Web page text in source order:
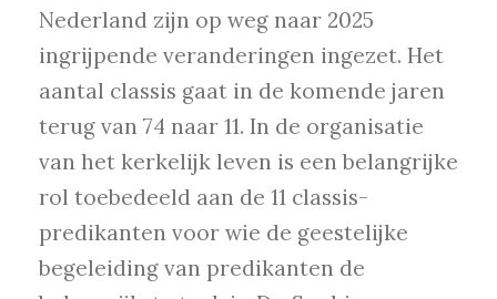
Nederland zijn op weg naar 2025
ingrijpende veranderingen ingezet. Het
aantal classis gaat in de komende jaren
terug van 74 naar 11. In de organisatie
van het kerkelijk leven is een belangrijke
rol toebedeeld aan de 11 classis-
predikanten voor wie de geestelijke
begeleiding van predikanten de